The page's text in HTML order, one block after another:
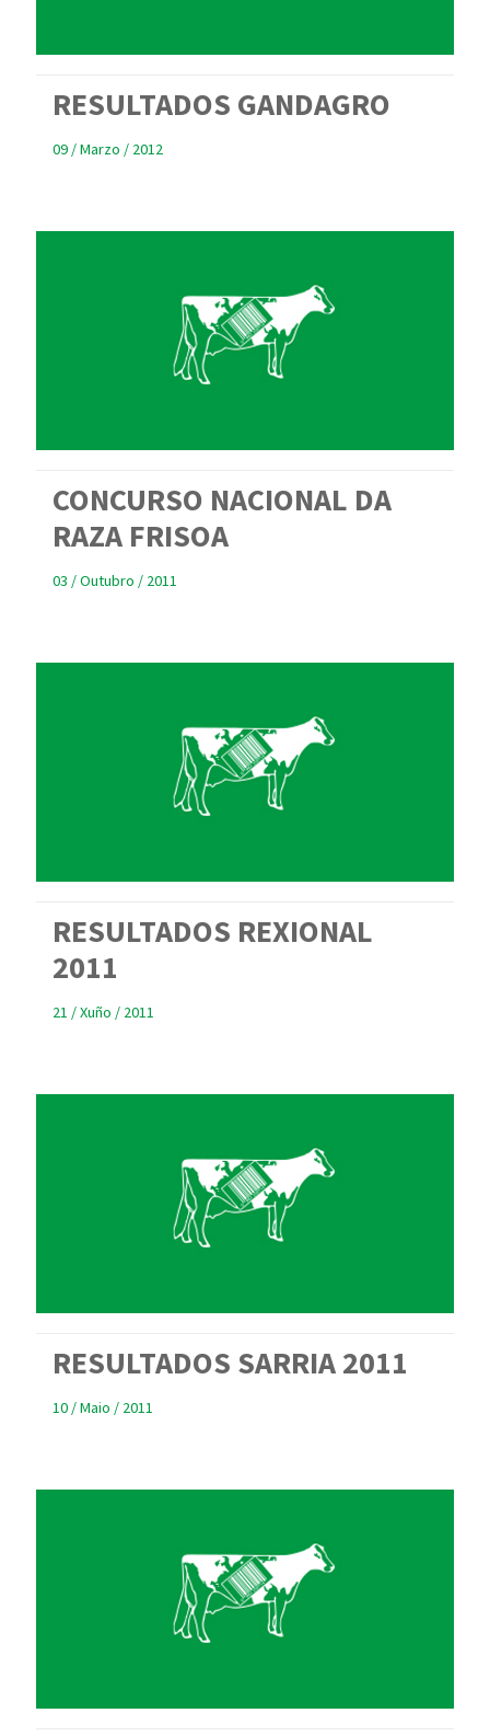
RESULTADOS GANDAGRO
09 / Marzo / 2012
CONCURSO NACIONAL DA
RAZA FRISOA
03 / Outubro / 2011
RESULTADOS REXIONAL
2011
21 / Xuño / 2011
RESULTADOS SARRIA 2011
10 / Maio / 2011